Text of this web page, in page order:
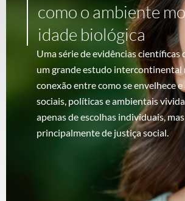
como o ambiente
idade biológica
Uma série de evidências científicas
um grande estudo intercontinental
conexão entre como se envelhece e
sociais, políticas e ambientais
apenas de escolhas individuais, mas
principalmente de justiça social.